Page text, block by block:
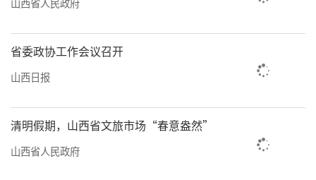
非遗代表性传承人赵翠林成功入选“全国青年
非遗传承人扶持计划”2023年度扶持对象。
融合发展提升成色
融入生活、融入文旅，新时代的非遗传承
才能展现出鲜活的生命力。
省委政协工作会议召开
山西日报
清明假期，山西省文旅市场“春意盎然”
山西省人民政府